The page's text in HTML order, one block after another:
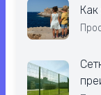
Как